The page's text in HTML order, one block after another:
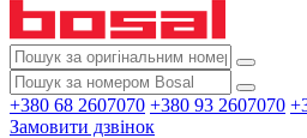
+380 68 2607070 +380 93 2607070
Замовити дзвінок